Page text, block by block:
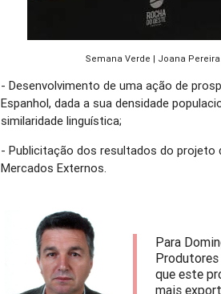
Semana Verde | Joana
- Desenvolvimento de uma ação de
Espanhol, dada a sua densidade
similaridade linguística;
- Publicitação dos resultados do projeto
Mercados Externos.
Para
Produtores
que este
mais